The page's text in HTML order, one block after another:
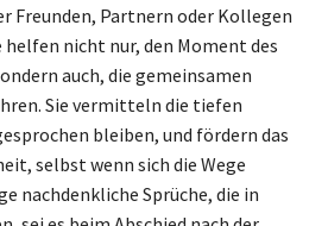
Freunden, Partnern oder Kollegen
helfen nicht nur, den Moment des
auch, die gemeinsamen
Sie vermitteln die tiefen
bleiben, und fördern das
selbst wenn sich die Wege
nachdenkliche Sprüche, die in